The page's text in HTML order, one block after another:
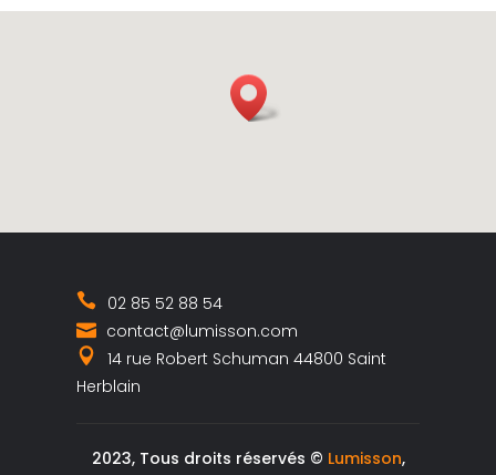
02 85 52 88 54
contact@lumisson.com
14 rue Robert Schuman 44800 Saint
Herblain
2023, Tous droits réservés © Lumisson,